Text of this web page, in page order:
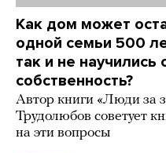
Как дом может
одной семьи 500
так и не научились
собственность?
Автор книги «Люди за
Трудолюбов советует
на эти вопросы